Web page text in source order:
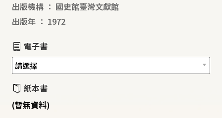
出版機構 ： 國史館臺灣文獻館
出版年 ： 1972
電子書
紙本書
(暫無資料)